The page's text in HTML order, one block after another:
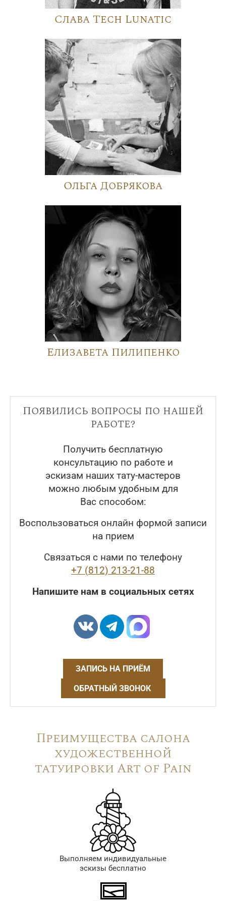
Слава Tech Lunatic
Ольга Добрякова
Елизавета Пилипенко
Появились вопросы по нашей
работе?
Получить бесплатную
консультацию по работе и
эскизам наших тату-мастеров
можно любым удобным для
Вас способом:
Воспользоваться онлайн формой записи
на прием
Связаться с нами по телефону
+7 (812) 213-21-88
Напишите нам в социальных сетях
ЗАПИСЬ НА ПРИЁМ
ОБРАТНЫЙ ЗВОНОК
Преимущества салона
художественной
татуировки Art of Pain
Выполняем индивидуальные
эскизы бесплатно